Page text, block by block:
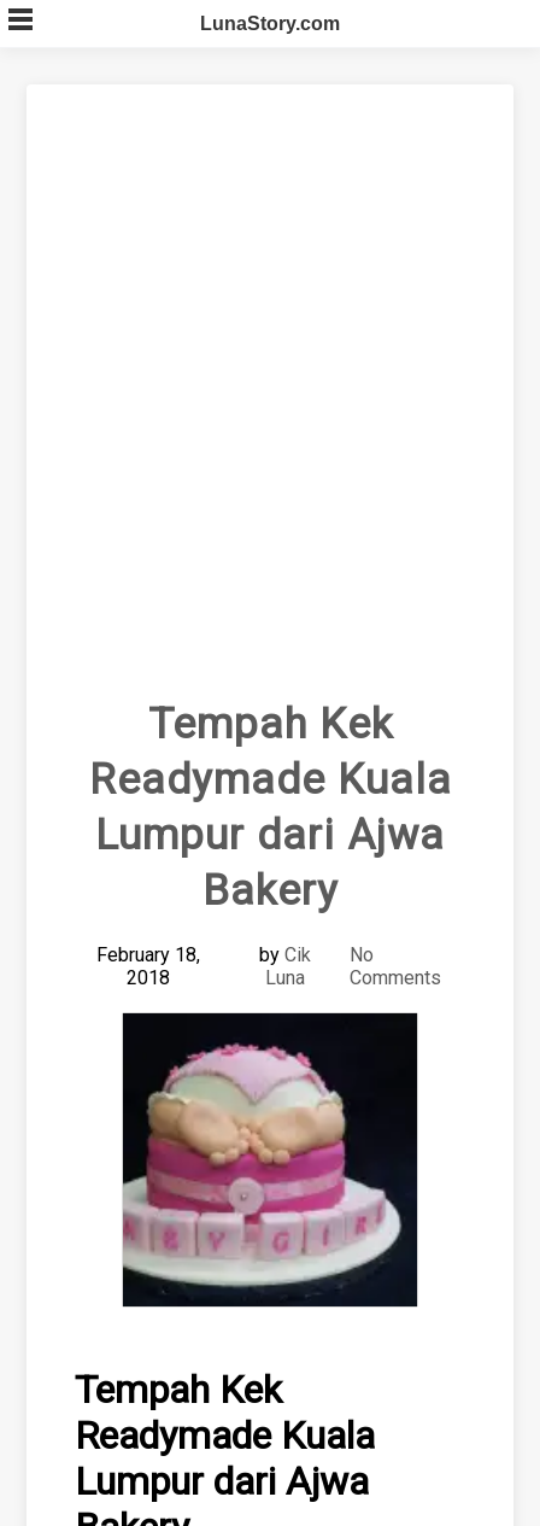
Skip
to
LunaStory.com
Tempah Kek
Readymade Kuala
Lumpur dari Ajwa
Bakery
February 18,
2018
by Cik
Luna
No
Comments
Tempah Kek
Readymade Kuala
Lumpur dari Ajwa